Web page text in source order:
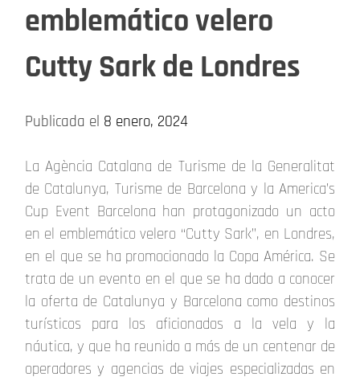
emblemático velero
Cutty Sark de Londres
Publicada el 8 enero, 2024
La Agència Catalana de Turisme de la Generalitat
de Catalunya, Turisme de Barcelona y la America’s
Cup Event Barcelona han protagonizado un acto
en el emblemático velero “Cutty Sark”, en Londres,
en el que se ha promocionado la Copa América. Se
trata de un evento en el que se ha dado a conocer
la oferta de Catalunya y Barcelona como destinos
turísticos para los aficionados a la vela y la
náutica, y que ha reunido a más de un centenar de
operadores y agencias de viajes especializadas en